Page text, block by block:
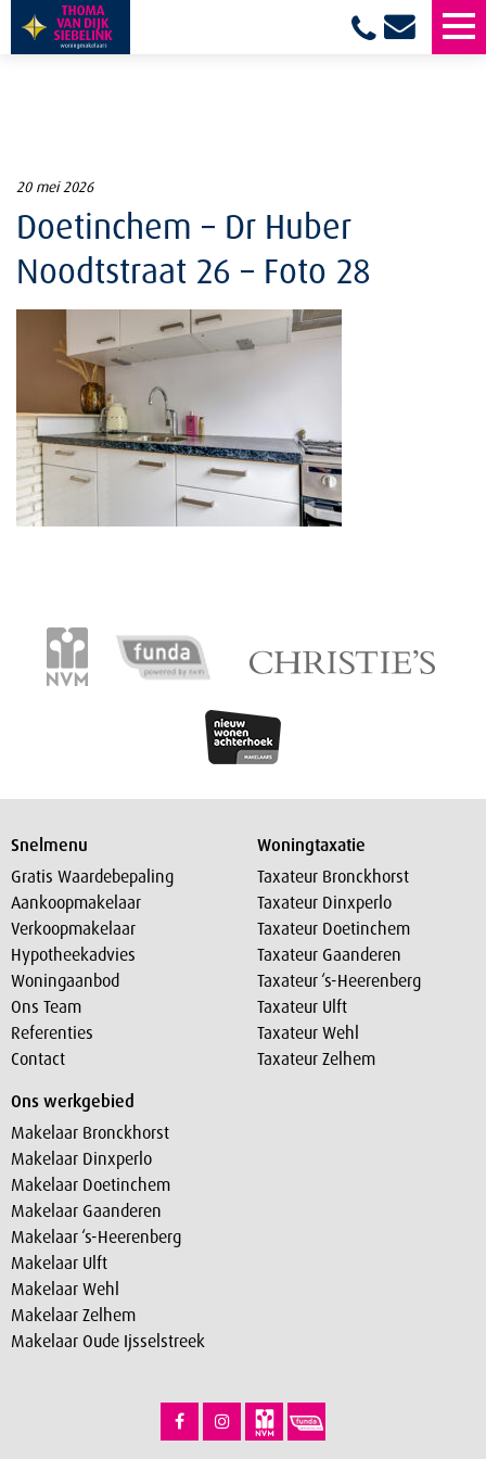
20 mei 2026
Doetinchem – Dr Huber
Noodtstraat 26 – Foto 28
Snelmenu
Gratis Waardebepaling
Aankoopmakelaar
Verkoopmakelaar
Hypotheekadvies
Woningaanbod
Ons Team
Referenties
Contact
Woningtaxatie
Taxateur Bronckhorst
Taxateur Dinxperlo
Taxateur Doetinchem
Taxateur Gaanderen
Taxateur ‘s-Heerenberg
Taxateur Ulft
Taxateur Wehl
Taxateur Zelhem
Ons werkgebied
Makelaar Bronckhorst
Makelaar Dinxperlo
Makelaar Doetinchem
Makelaar Gaanderen
Makelaar ‘s-Heerenberg
Makelaar Ulft
Makelaar Wehl
Makelaar Zelhem
Makelaar Oude Ijsselstreek